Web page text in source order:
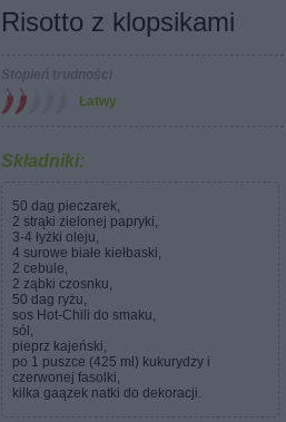
Risotto z klopsikami
Łatwy
Składniki:
50 dag pieczarek,
2 strąki zielonej papryki,
3-4 łyżki oleju,
4 surowe białe kiełbaski,
2 cebule,
2 ząbki czosnku,
50 dag ryżu,
sos Hot-Chili do smaku,
sól,
pieprz kajeński,
po 1 puszce (425 ml) kukurydzy i
czerwonej fasolki,
kilka gaązek natki do dekoracji.